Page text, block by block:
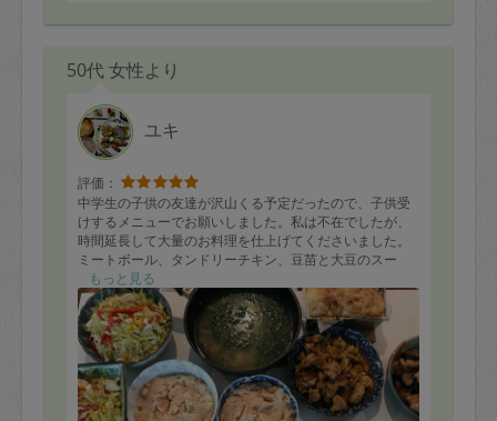
15ほうれん草とポテトのグラタン
17しらすとつるむらさきのポン酢あえ
18あげと小松菜の含め煮
どれもおいしかったです。
ありがとうございました。
また、お願いできたらと思います。
50代 女性より
ユキ
評価：
中学生の子供の友達が沢山くる予定だったので、子供受
けするメニューでお願いしました。私は不在でしたが、
時間延長して大量のお料理を仕上げてくださいました。
ミートボール、タンドリーチキン、豆苗と大豆のスー
プ、キャベツとコーンのサラダ、パエリア、小松菜とコ
ーンのパウンドケーキ、茄子と豚肉の味噌煮、ツナとポ
テトのサラダ、胡瓜とカニカマの酢の物を作っていただ
きました。
もっと見る